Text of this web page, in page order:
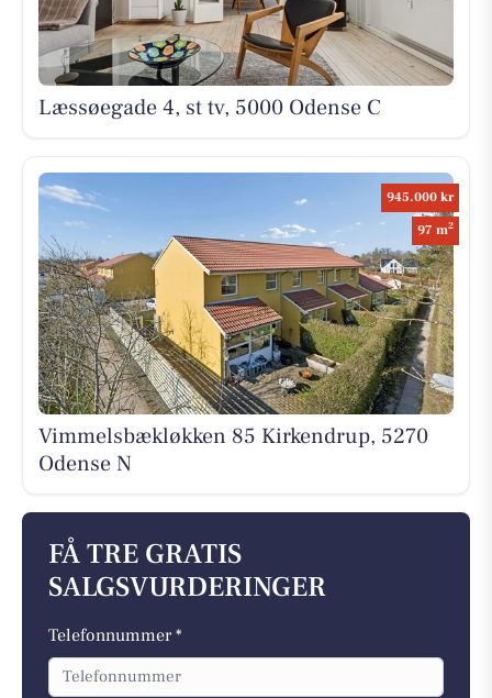
Læssøegade 4, st tv, 5000 Odense C
945.000 kr
97 m2
Vimmelsbækløkken 85 Kirkendrup, 5270
Odense N
FÅ TRE GRATIS
SALGSVURDERINGER
Telefonnummer *